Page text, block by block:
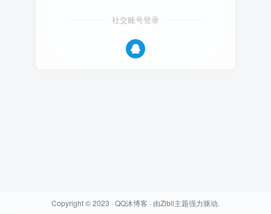
社交账号登录
Copyright © 2023 · QQ沐博客 · 由Zibll主题强力驱动.